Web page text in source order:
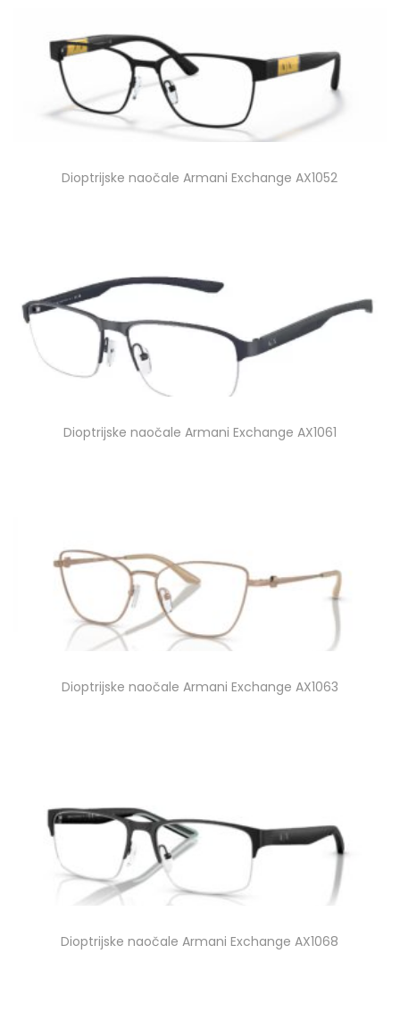
Dioptrijske naočale Armani Exchange AX1052
Dioptrijske naočale Armani Exchange AX1061
Dioptrijske naočale Armani Exchange AX1063
Dioptrijske naočale Armani Exchange AX1068